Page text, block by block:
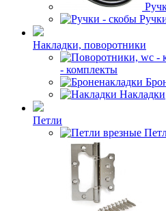
Накладки, поворотники
- комплекты
Накладки
Петли